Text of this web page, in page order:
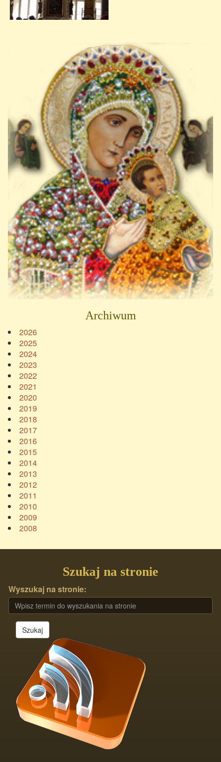
Archiwum
2026
2025
2024
2023
2022
2021
2020
2019
2018
2017
2016
2015
2014
2013
2012
2011
2010
2009
2008
Szukaj na stronie
Wyszukaj na stronie:
Szukaj